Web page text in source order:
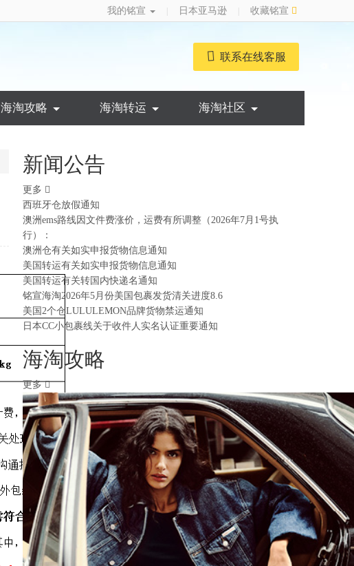
我的铭宣 日本亚马逊
收藏铭宣
联系在线客服
海淘攻略 海淘转运 海淘社区
新闻公告
更多
西班牙仓放假通知
澳洲ems路线因文件费涨价，运费有所调整（2026年7月1号执
行）：
澳洲仓有关如实申报货物信息通知
美国转运有关如实申报货物信息通知
美国转运有关转国内快递名通知
铭宣海淘2026年5月份美国包裹发货清关进度8.6
美国2个仓LULULEMON品牌货物禁运通知
日本CC小包裹线关于收件人实名认证重要通知
海淘攻略
更多